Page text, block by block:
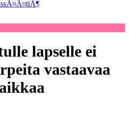
lapselle ei
vastaavaa